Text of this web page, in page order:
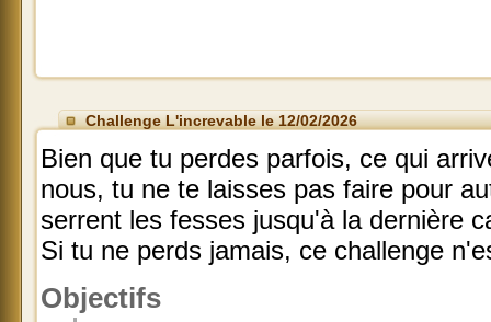
Challenge L'increvable le 12/02/2026
Bien que tu perdes parfois, ce qui
nous, tu ne te laisses pas faire pour
serrent les fesses jusqu'à la dernière
Si tu ne perds jamais, ce challenge
Objectifs